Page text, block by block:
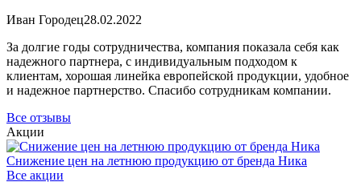
Иван Городец28.02.2022
За долгие годы сотрудничества, компания показала себя как
надежного партнера, с индивидуальным подходом к
клиентам, хорошая линейка европейской продукции, удобное
и надежное партнерство. Спасибо сотрудникам компании.
Все отзывы
Акции
Снижение цен на летнюю продукцию от бренда Ника
Все акции